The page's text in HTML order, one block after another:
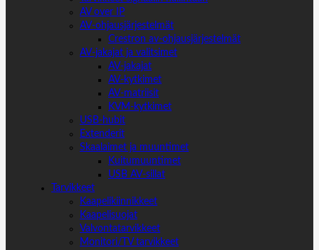
AV over IP
AV-ohjausjärjestelmät
Crestron av-ohjausjärjestelmät
AV-jakajat ja valitsimet
AV-jakajat
AV-kytkimet
AV-matriisit
KVM-kytkimet
USB-hubit
Extenderit
Skaalaimet ja muuntimet
Kuitumuuntimet
USB AV-sillat
Tarvikkeet
Kaapelikiinnikkeet
Kaapelisuojat
Valvontatarvikkeet
Monitori/TV tarvikkeet